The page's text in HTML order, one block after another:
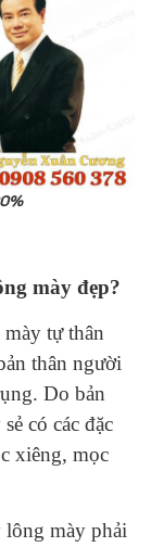
mày đẹp?
tự thân
thân người
Do bản
có các đặc
xiêng, mọc
lông mày phải